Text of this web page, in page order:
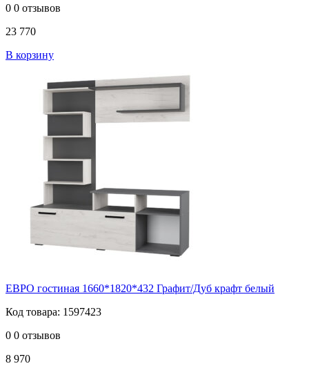
0 0 отзывов
23 770
В корзину
ЕВРО гостиная 1660*1820*432 Графит/Дуб крафт белый
Код товара: 1597423
0 0 отзывов
8 970